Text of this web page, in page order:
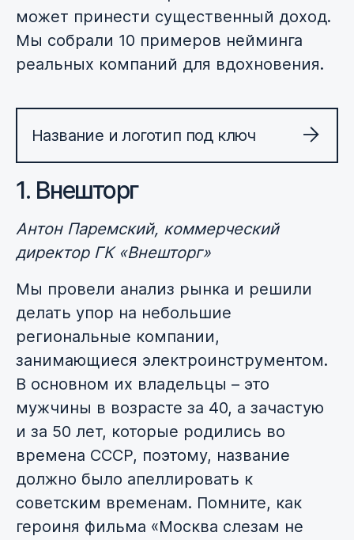
может принести существенный доход.
Мы собрали 10 примеров нейминга
реальных компаний для вдохновения.
Название и логотип под ключ
1. Внешторг
Антон Паремский, коммерческий
директор ГК «Внешторг»
Мы провели анализ рынка и решили
делать упор на небольшие
региональные компании,
занимающиеся электроинструментом.
В основном их владельцы – это
мужчины в возрасте за 40, а зачастую
и за 50 лет, которые родились во
времена СССР, поэтому, название
должно было апеллировать к
советским временам. Помните, как
героиня фильма «Москва слезам не